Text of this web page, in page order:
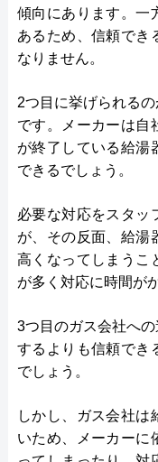
傾向にあります。一
あるため、信頼でき
なりません。
2つ目に挙げられる
です。メーカーは自
が終了している給湯
できるでしょう。
必要な対応をスタッ
が、その反面、給湯
高くなってしまうこ
が多く対応に時間が
3つ目のガス会社へ
するよりも信頼でき
でしょう。
しかし、ガス会社は
いため、メーカーに